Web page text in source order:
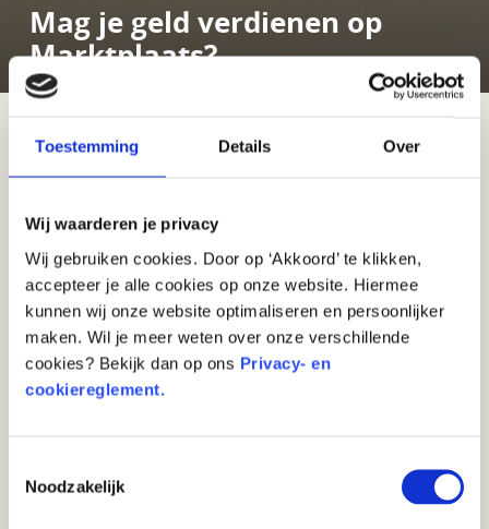
Toestemming Details Over
Wij waarderen je privacy
Wij gebruiken cookies. Door op ‘Akkoord’ te klikken,
accepteer je alle cookies op onze website. Hiermee
kunnen wij onze website optimaliseren en persoonlijker
maken. Wil je meer weten over onze verschillende
cookies? Bekijk dan op ons Privacy- en
cookiereglement.
Noodzakelijk
Mag je geld verdienen op
Marktplaats?
Misschien heb je het wel eens gedaan: oude
speelgoedauto’s, boeken of kleding verkopen op
Marktplaats. Lekker je kamer opruimen én geld
verdienen! Maar… mag je geld verdienen op
Marktplaats of Vinted? Mag dat eigenlijk wel als je
nog geen 18 jaar bent? En wanneer ben je officieel
‘aan het ondernemen’?
Af en toe iets verkopen? Geen
Als jeaf en toe iets verkoopt wat van jou is
,
bijvoorbeeld speelgoed dat je niet meer gebruikt,